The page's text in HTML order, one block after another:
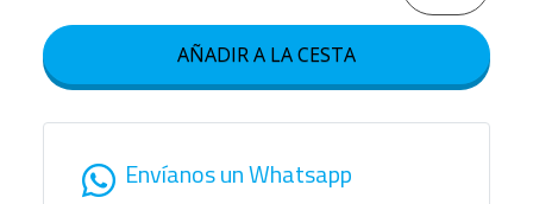
AÑADIR A LA CESTA
Envíanos un Whatsapp